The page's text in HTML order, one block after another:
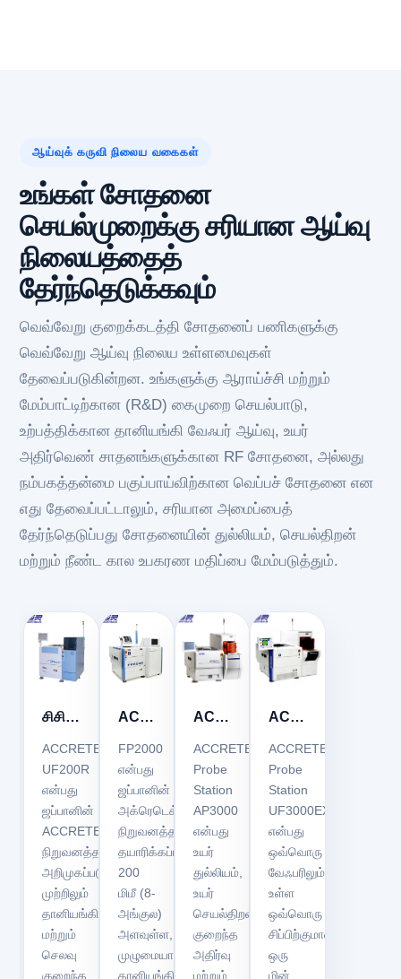
ஆய்வுக் கருவி நிலைய வகைகள்
உங்கள் சோதனை
செயல்முறைக்கு சரியான ஆய்வு
நிலையத்தைத்
தேர்ந்தெடுக்கவும்
வெவ்வேறு குறைக்கடத்தி சோதனைப் பணிகளுக்கு
வெவ்வேறு ஆய்வு நிலைய உள்ளமைவுகள்
தேவைப்படுகின்றன. உங்களுக்கு ஆராய்ச்சி மற்றும்
மேம்பாட்டிற்கான (R&D) கைமுறை செயல்பாடு,
உற்பத்திக்கான தானியங்கி வேஃபர் ஆய்வு, உயர்
அதிர்வெண் சாதனங்களுக்கான RF சோதனை, அல்லது
நம்பகத்தன்மை பகுப்பாய்விற்கான வெப்பச் சோதனை என
எது தேவைப்பட்டாலும், சரியான அமைப்பைத்
தேர்ந்தெடுப்பது சோதனையின் துல்லியம், செயல்திறன்
மற்றும் நீண்ட கால உபகரண மதிப்பை மேம்படுத்தும்.
சிசிஆர்இடெக்
யுஎஃப்200ஆர்
குறைக்கடத்தி
ஆய்வு
நிலையம்
ACCRETECH
UF200R
என்பது
ஜப்பானின்
ACCRETECH
நிறுவனத்தால்
அறிமுகப்படுத்தப்பட்ட,
முற்றிலும்
தானியங்கி
மற்றும்
செலவு
குறைந்த
ACCRETECH
FP2000
வேஃபர்
புரோபர்
FP2000
என்பது
ஜப்பானின்
அக்ரெடெக்
நிறுவனத்தால்
தயாரிக்கப்பட்ட,
200
மிமீ (8-
அங்குல)
அளவுள்ள,
முழுமையாகத்
தானியங்கி
ACCRETECH
ஆய்வு
நிலையம்
AP3000
ACCRETECH
Probe
Station
AP3000
என்பது
உயர்
துல்லியம்,
உயர்
செயல்திறன்,
குறைந்த
அதிர்வு
மற்றும்
ACCRETECH
ஆய்வு
நிலையம்
UF3000EX
ACCRETECH
Probe
Station
UF3000EX
என்பது
ஒவ்வொரு
வேஃபரிலும்
உள்ள
ஒவ்வொரு
சிப்பிற்குமான
ஒரு
மின்